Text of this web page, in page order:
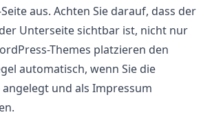
aus. Achten Sie darauf, dass der
Unterseite sichtbar ist, nicht nur
Themes platzieren den
automatisch, wenn Sie die
und als Impressum